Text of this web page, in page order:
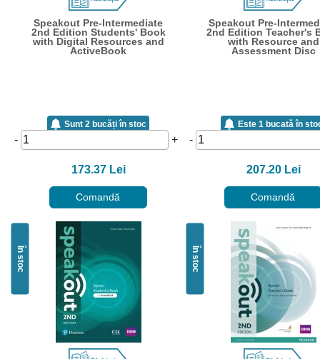
Speakout Pre-Intermediate
2nd Edition Students' Book
with Digital Resources and
ActiveBook
Sunt 2 bucăți în stoc
- +
173.37 Lei
Comandă
Speakout Pre-
2nd Edition Teacher's
with Resource and
Assessment Disc
Este 1 bucată în
-
207.20 Lei
Comandă
În stoc În stoc